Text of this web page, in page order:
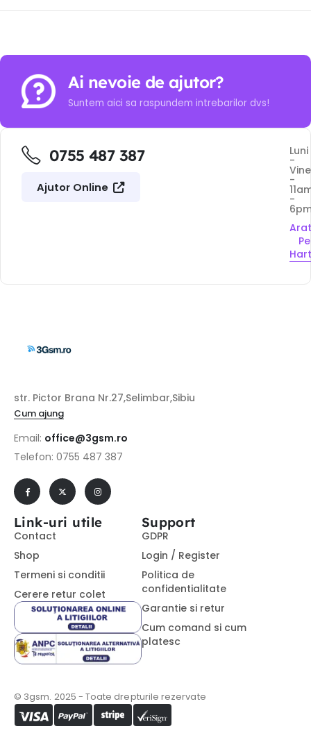
Ai nevoie de ajutor?
Suntem aici sa raspundem intrebarilor dvs!
0755 487 387
Ajutor Online
Luni
-
-
-
Pe
str. Pictor Brana Nr.27,Selimbar,Sibiu
Cum ajung
Email: office@3gsm.ro
Telefon: 0755 487 387
Link-uri utile
Contact
Shop
Termeni si conditii
Cerere retur colet
Support
GDPR
Login / Register
Politica de
confidentialitate
Garantie si retur
Cum comand si cum
platesc
© 3gsm. 2025 - Toate drepturile rezervate